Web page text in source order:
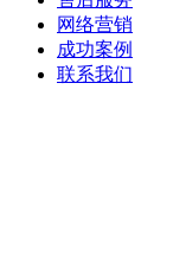
网络营销
成功案例
联系我们